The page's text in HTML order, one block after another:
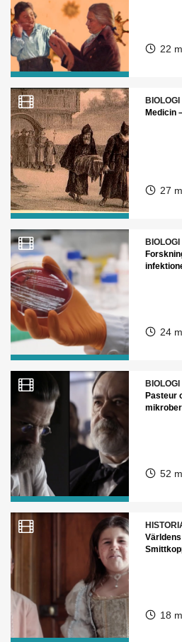
22
BIOLOGI
Medicin
27
BIOLOGI
24
BIOLOGI
Pasteur
52
18